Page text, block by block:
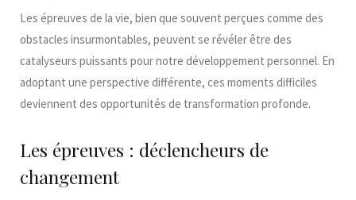
Les épreuves de la vie, bien que souvent perçues comme des
obstacles insurmontables, peuvent se révéler être des
catalyseurs puissants pour notre développement personnel. En
adoptant une perspective différente, ces moments difficiles
deviennent des opportunités de transformation profonde.​
Les épreuves : déclencheurs de
changement